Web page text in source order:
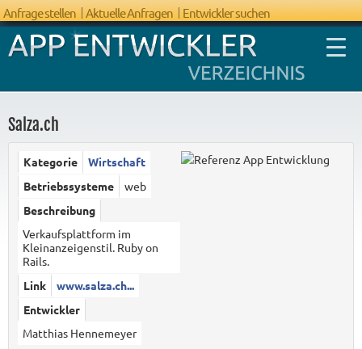
Anfrage stellen Aktuelle Anfragen Entwickler suchen
Salza.ch
Kategorie
Wirtschaft
Betriebssysteme
web
Beschreibung
Verkaufsplattform im
Kleinanzeigenstil. Ruby on
Rails.
Link
www.salza.ch...
Entwickler
Matthias Hennemeyer